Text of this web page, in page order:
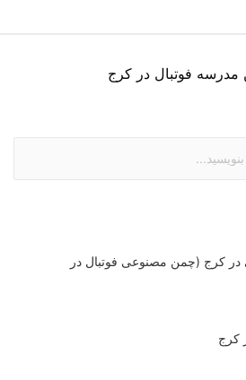
کرج (چمن مصنوعی فوتبال در
کرج